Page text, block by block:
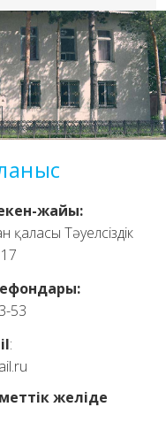
жайы:
Тәуелсіздік
53
:
желіде